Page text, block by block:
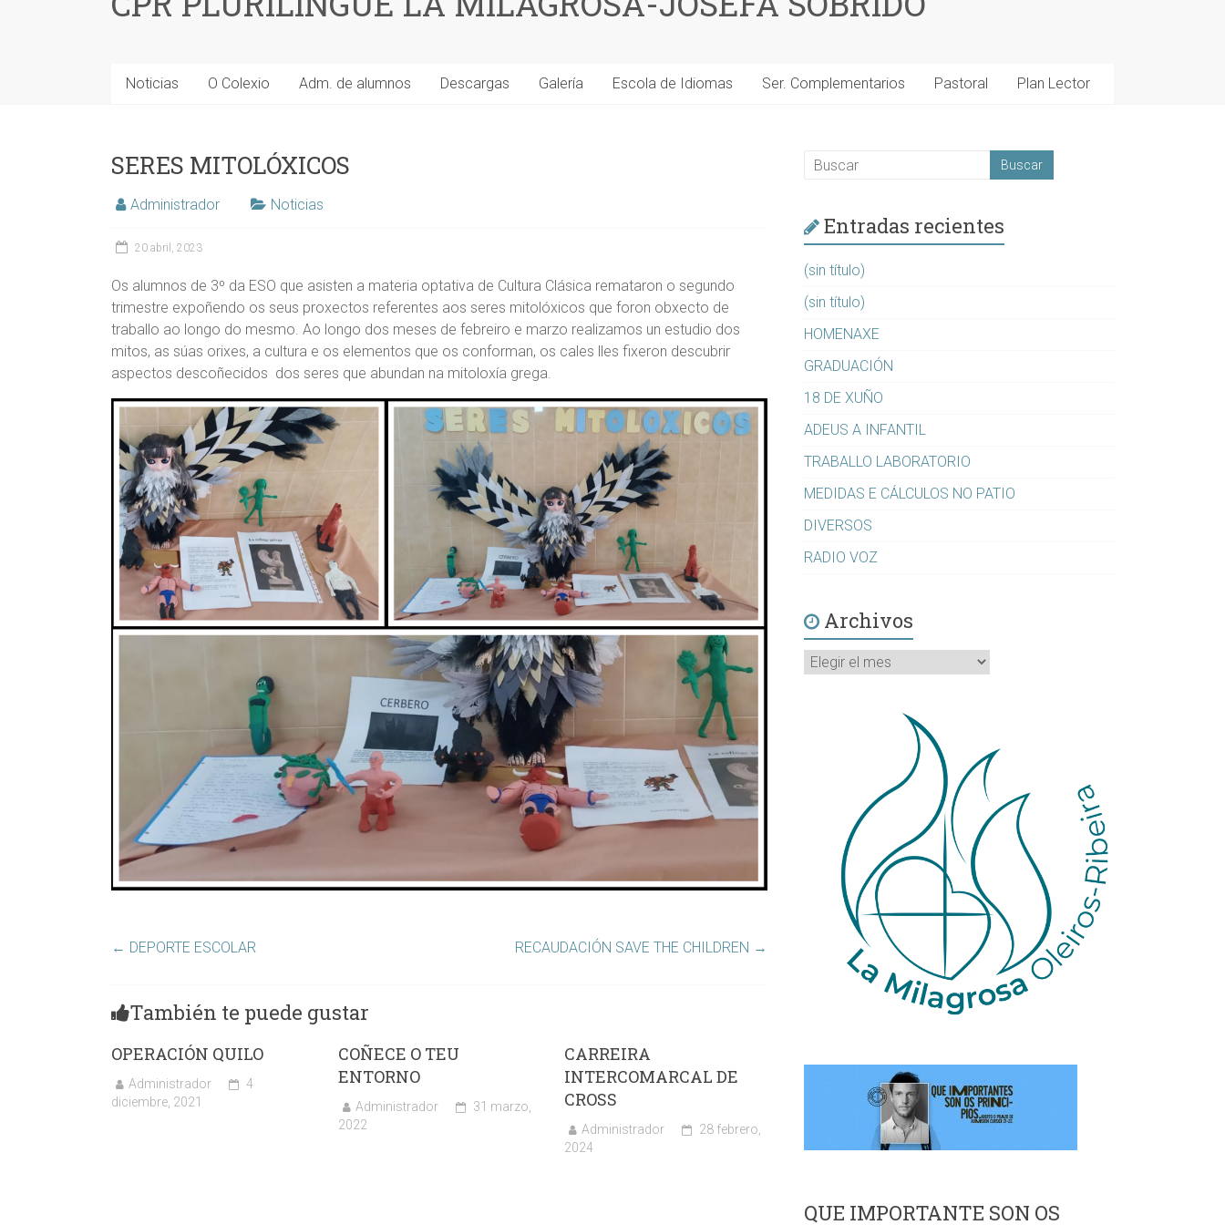
Noticias O Colexio Adm. de alumnos Descargas Galería Escola de Idiomas Ser. Complementarios Pastoral Plan Lector
SERES MITOLÓXICOS
Administrador Noticias
20 abril, 2023
Os alumnos de 3º da ESO que asisten a materia optativa de Cultura Clásica remataron o segundo
trimestre expoñendo os seus proxectos referentes aos seres mitolóxicos que foron obxecto de
traballo ao longo do mesmo. Ao longo dos meses de febreiro e marzo realizamos un estudio dos
mitos, as súas orixes, a cultura e os elementos que os conforman, os cales lles fixeron descubrir
aspectos descoñecidos dos seres que abundan na mitoloxía grega.
← DEPORTE ESCOLAR RECAUDACIÓN SAVE THE CHILDREN →
También te puede gustar
OPERACIÓN QUILO
Administrador
4
diciembre, 2021
COÑECE O TEU
ENTORNO
Administrador
31 marzo,
2022
CARREIRA
INTERCOMARCAL DE
CROSS
Administrador
28 febrero,
2024
Entradas recientes
(sin título)
(sin título)
HOMENAXE
GRADUACIÓN
18 DE XUÑO
ADEUS A INFANTIL
TRABALLO LABORATORIO
MEDIDAS E CÁLCULOS NO PATIO
DIVERSOS
RADIO VOZ
Archivos
Archivos
QUE IMPORTANTE SON OS